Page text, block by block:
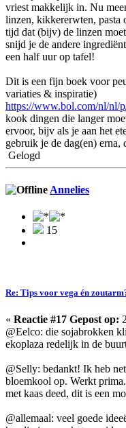
vriest makkelijk in. Nu
linzen, kikkererwten, pasta
tijd dat (bijv) de linzen
snijd je de andere
een half uur op tafel!
Dit is een fijn boek voor
variaties & inspiratie)
https://www.bol.com/nl/nl/
kook dingen die langer
ervoor, bijv als je aan het
gebruik je de dag(en) erna,
Gelogd
Annelies
15
Re: Tips voor vega én
« Reactie #17 Gepost op:
@Eelco: die sojabrokken
ekoplaza redelijk in de
@Selly: bedankt! Ik heb
bloemkool op. Werkt
met kaas deed, dit is een
@allemaal: veel goede